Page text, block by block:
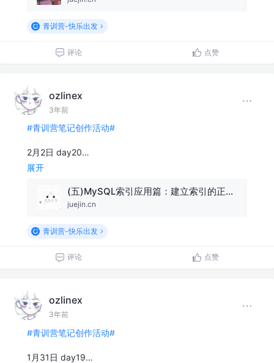
青训营-快乐出发
评论 点赞
ozlinex
3年前
#青训营笔记创作活动#
2月2日 day20…
展开
(五)MySQL索引应用篇：建立索引的正确姿势与使用索引的最佳指南！
juejin.cn
青训营-快乐出发
评论 点赞
ozlinex
3年前
#青训营笔记创作活动#
1月31日 day19…